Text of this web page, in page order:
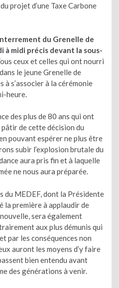
projet d’une Taxe Carbone
du Grenelle de
à midi précis devant la sous-
ceux et celles qui ont nourri
le jeune Grenelle de
à s’associer à la cérémonie
heure.
des plus de 80 ans qui ont
pâtir de cette décision du
pouvant espérer ne plus être
subir l’explosion brutale du
aura pris fin et à laquelle
ne nous aura préparée.
du MEDEF, dont la Présidente
la première à applaudir de
sera également
aux plus démunis qui
par les conséquences non
auront les moyens d’y faire
bien entendu avant
des générations à venir.